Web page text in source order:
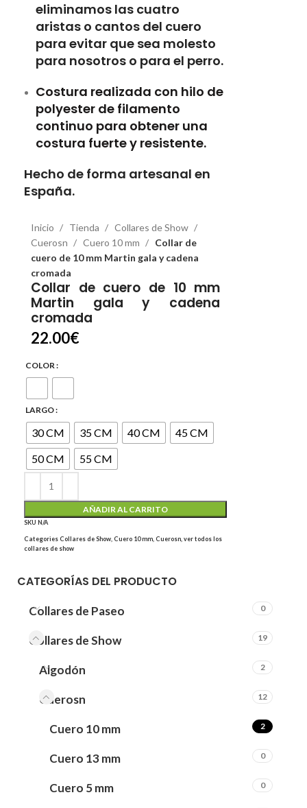
eliminamos las cuatro
aristas o cantos del cuero
para evitar que sea molesto
para nosotros o para el perro.
Costura realizada con hilo de
polyester de filamento
continuo para obtener una
costura fuerte y resistente.
Hecho de forma artesanal en
España.
Inicio Tienda
Collares de Show
Cuerosn
Cuero 10 mm
Collar de
cuero de 10 mm Martin gala y cadena
cromada
Collar de cuero de 10 mm
Martin gala y cadena
cromada
22.00€
COLOR
LARGO
30 CM 35 CM 40 CM
45 CM
50 CM
55 CM
AÑADIR AL CARRITO
SKU N/A
CategoriesCollares de Show Cuero 10 mm Cuerosn ver todos los
collares de show
CATEGORÍAS DEL PRODUCTO
Collares de Paseo 0
Collares de Show 19
Algodón 2
Cuerosn 12
Cuero 10 mm 2
Cuero 13 mm 0
Cuero 5 mm 0